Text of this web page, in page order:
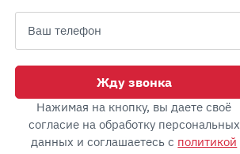
Жду звонка
Нажимая на кнопку, вы даете своё
согласие на обработку персональных
данных и соглашаетесь с политикой